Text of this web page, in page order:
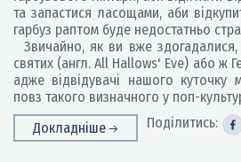
та запастися ласощами, аби
гарбуз раптом буде недостатньо
Звичайно, як ви вже здогадалися,
святих (англ. All Hallows' Eve) або ж
адже відвідувачі нашого куточку
повз такого визначного у поп-
Докладніше
Поділитись: